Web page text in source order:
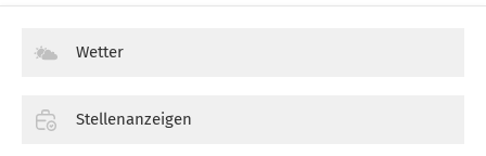
Wetter
Stellenanzeigen